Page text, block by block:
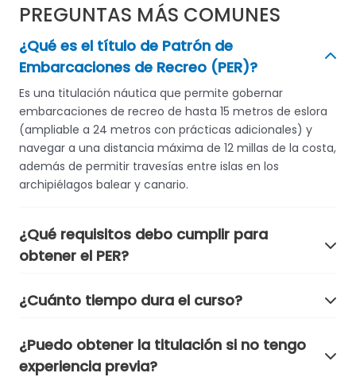
PREGUNTAS MÁS COMUNES
¿Qué es el título de Patrón de
Embarcaciones de Recreo (PER)?
Es una titulación náutica que permite gobernar
embarcaciones de recreo de hasta 15 metros de eslora
(ampliable a 24 metros con prácticas adicionales) y
navegar a una distancia máxima de 12 millas de la costa,
además de permitir travesías entre islas en los
archipiélagos balear y canario.
¿Qué requisitos debo cumplir para
obtener el PER?
¿Cuánto tiempo dura el curso?
¿Puedo obtener la titulación si no tengo
experiencia previa?